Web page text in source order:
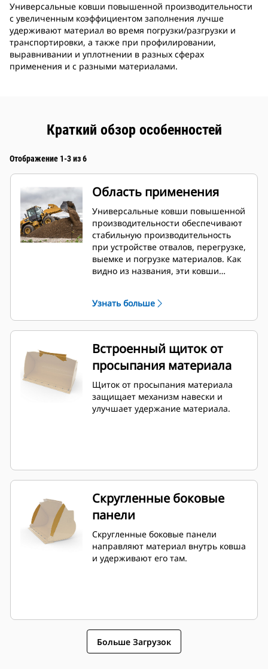
Универсальные ковши повышенной производительности
с увеличенным коэффициентом заполнения лучше
удерживают материал во время погрузки/разгрузки и
транспортировки, а также при профилировании,
выравнивании и уплотнении в разных сферах
применения и с разными материалами.
Краткий обзор особенностей
Отображение 1-3 из 6
Область применения
Универсальные ковши повышенной
производительности обеспечивают
стабильную производительность
при устройстве отвалов, перегрузке,
выемке и погрузке материалов. Как
видно из названия, эти ковши
предназначены для стандартных
вырывных усилий и условий износа.
Идеально подходит для прямого и
обратного профилирования.
Коэффициент заполнения для
ковшей высокопроизводительной
указанной емкости.
Узнать больше
Встроенный щиток от
просыпания материала
Щиток от просыпания материала
защищает механизм навески и
улучшает удержание материала.
Скругленные боковые
панели
Скругленные боковые панели
направляют материал внутрь ковша
и удерживают его там.
Больше Загрузок